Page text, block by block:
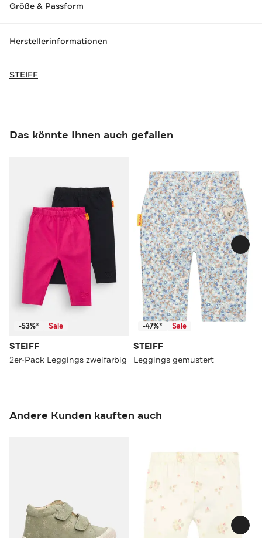
Größe & Passform
Herstellerinformationen
STEIFF
Das könnte Ihnen auch gefallen
-53%* Sale
STEIFF
2er-Pack Leggings zweifarbig
-47%* Sale
STEIFF
Leggings gemustert
Andere Kunden kauften auch